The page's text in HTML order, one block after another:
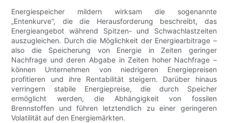
Energiespeicher mildern wirksam die sogenannte
„Entenkurve“, die die Herausforderung beschreibt, das
Energieangebot während Spitzen- und Schwachlastzeiten
auszugleichen. Durch die Möglichkeit der Energiearbitrage –
also die Speicherung von Energie in Zeiten geringer
Nachfrage und deren Abgabe in Zeiten hoher Nachfrage –
können Unternehmen von niedrigeren Energiepreisen
profitieren und ihre Rentabilität steigern. Darüber hinaus
verringern stabile Energiepreise, die durch Speicher
ermöglicht werden, die Abhängigkeit von fossilen
Brennstoffen und führen letztendlich zu einer geringeren
Volatilität auf den Energiemärkten.